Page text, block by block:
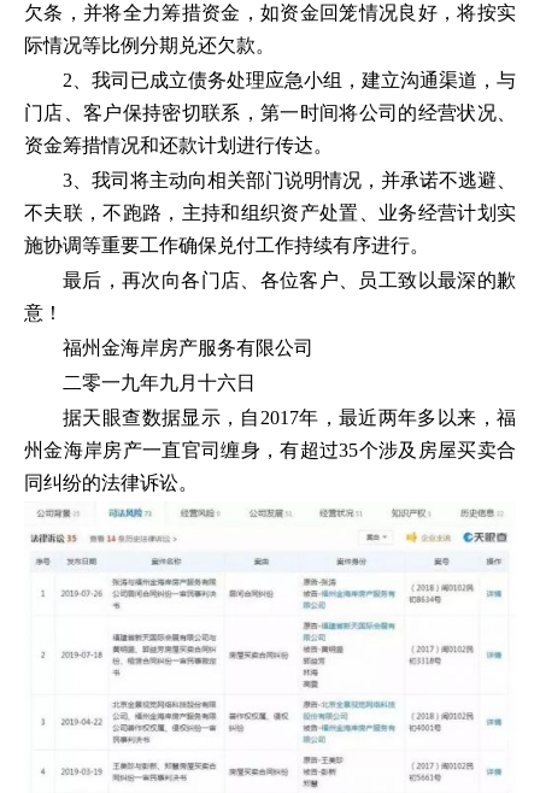
欠条，并将全力筹措资金，如资金回笼情况良好，将按实
际情况等比例分期兑还欠款。
2、我司已成立债务处理应急小组，建立沟通渠道，与
门店、客户保持密切联系，第一时间将公司的经营状况、
资金筹措情况和还款计划进行传达。
3、我司将主动向相关部门说明情况，并承诺不逃避、
不夫联，不跑路，主持和组织资产处置、业务经营计划实
施协调等重要工作确保兑付工作持续有序进行。
最后，再次向各门店、各位客户、员工致以最深的歉
意！
福州金海岸房产服务有限公司
二零一九年九月十六日
据天眼查数据显示，自2017年，最近两年多以来，福
州金海岸房产一直官司缠身，有超过35个涉及房屋买卖合
同纠纷的法律诉讼。